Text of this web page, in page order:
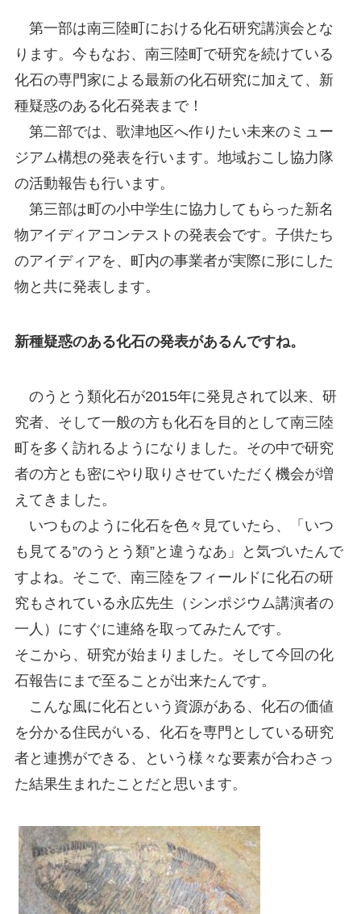
第一部は南三陸町における化石研究講演会とな
ります。今もなお、南三陸町で研究を続けている
化石の専門家による最新の化石研究に加えて、新
種疑惑のある化石発表まで！
第二部では、歌津地区へ作りたい未来のミュー
ジアム構想の発表を行います。地域おこし協力隊
の活動報告も行います。
第三部は町の小中学生に協力してもらった新名
物アイディアコンテストの発表会です。子供たち
のアイディアを、町内の事業者が実際に形にした
物と共に発表します。
新種疑惑のある化石の発表があるんですね。
のうとう類化石が2015年に発見されて以来、研
究者、そして一般の方も化石を目的として南三陸
町を多く訪れるようになりました。その中で研究
者の方とも密にやり取りさせていただく機会が増
えてきました。
いつものように化石を色々見ていたら、「いつ
も見てる”のうとう類”と違うなあ」と気づいたんで
すよね。そこで、南三陸をフィールドに化石の研
究もされている永広先生（シンポジウム講演者の
一人）にすぐに連絡を取ってみたんです。
そこから、研究が始まりました。そして今回の化
石報告にまで至ることが出来たんです。
こんな風に化石という資源がある、化石の価値
を分かる住民がいる、化石を専門としている研究
者と連携ができる、という様々な要素が合わさっ
た結果生まれたことだと思います。